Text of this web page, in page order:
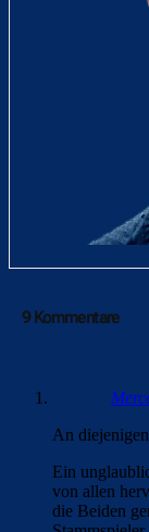
9 Kommentare
An
Ein
von allen
die Beiden